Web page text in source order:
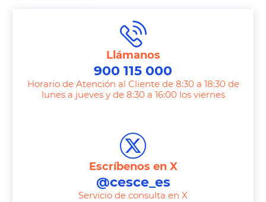
Llámanos
900 115 000
Horario de Atención al Cliente de 8:30 a 18:30 de
lunes a jueves y de 8:30 a 16:00 los viernes
Escríbenos en X
@cesce_es
Servicio de consulta en X